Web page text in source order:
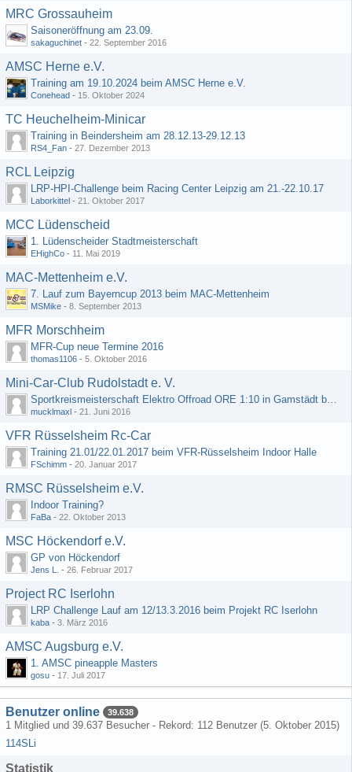
MRC Grossauheim
Saisoneröffnung am 23.09.
sakaguchinet - 22. September 2016
AMSC Herne e.V.
Training am 19.10.2024 beim AMSC Herne e.V.
Conehead - 15. Oktober 2024
TC Heuchelheim-Minicar
Training in Beindersheim am 28.12.13-29.12.13
RS4_Fan - 27. Dezember 2013
RCL Leipzig
LRP-HPI-Challenge beim Racing Center Leipzig am 21.-22.10.17
Laborkittel - 21. Oktober 2017
MCC Lüdenscheid
1. Lüdenscheider Stadtmeisterschaft
EHighCo - 11. Mai 2019
MAC-Mettenheim e.V.
7. Lauf zum Bayerncup 2013 beim MAC-Mettenheim
MSMike - 8. September 2013
MFR Morschheim
MFR-Cup neue Termine 2016
thomas1106 - 5. Oktober 2016
Mini-Car-Club Rudolstadt e. V.
Sportkreismeisterschaft Elektro Offroad ORE 1:10 in Gamstädt bei Erfurt, Outdoor mit Indoor Ausweichmöglichkeit!!!
mucklmaxl - 21. Juni 2016
VFR Rüsselsheim Rc-Car
Training 21.01/22.01.2017 beim VFR-Rüsselsheim Indoor Halle
FSchimm - 20. Januar 2017
RMSC Rüsselsheim e.V.
Indoor Training?
FaBa - 22. Oktober 2013
MSC Höckendorf e.V.
GP von Höckendorf
Jens L. - 26. Februar 2017
Project RC Iserlohn
LRP Challenge Lauf am 12/13.3.2016 beim Projekt RC Iserlohn
kaba - 3. März 2016
AMSC Augsburg e.V.
1. AMSC pineapple Masters
gosu - 17. Juli 2017
Benutzer online 39.638
1 Mitglied und 39.637 Besucher - Rekord: 112 Benutzer (5. Oktober 2015)
114SLi
Statistik